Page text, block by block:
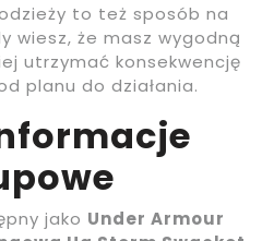
to też sposób na
wiesz, że masz wygodną
utrzymać konsekwencję
planu do działania.
jako Under Armour